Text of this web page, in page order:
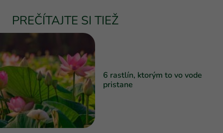
PREČÍTAJTE SI TIEŽ
6 rastlín, ktorým to vo vode
pristane